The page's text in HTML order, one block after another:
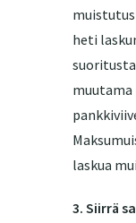
heti
muutama
laskua
3. Siirrä